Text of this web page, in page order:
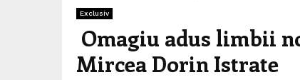
Exclusiv
Omagiu adus limbii
Mircea Dorin Istrate